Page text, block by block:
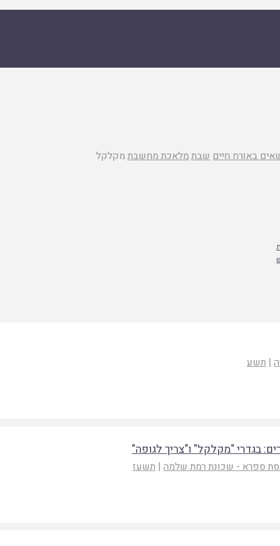
באורח חייםשבתמלאכת מחשבת מקלקל
| תשע
בגדרי "מקלקל" ו"צריך לגופה"
ספרא - שכונת רמת שלמה | תשעז